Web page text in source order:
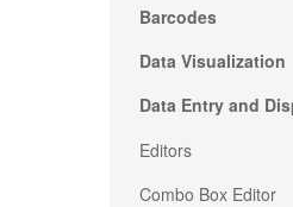
Barcodes
Data Visualization
Data Entry and
Editors
Combo Box Editor